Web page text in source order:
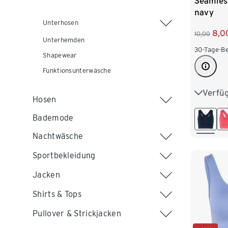
Unterhosen
Unterhemden
Shapewear
Funktionsunterwäsche
Hosen
Bademode
Nachtwäsche
Sportbekleidung
Jacken
Shirts & Tops
Pullover & Strickjacken
navy
10,00
30-Tage-
S 36/38
L 44/46